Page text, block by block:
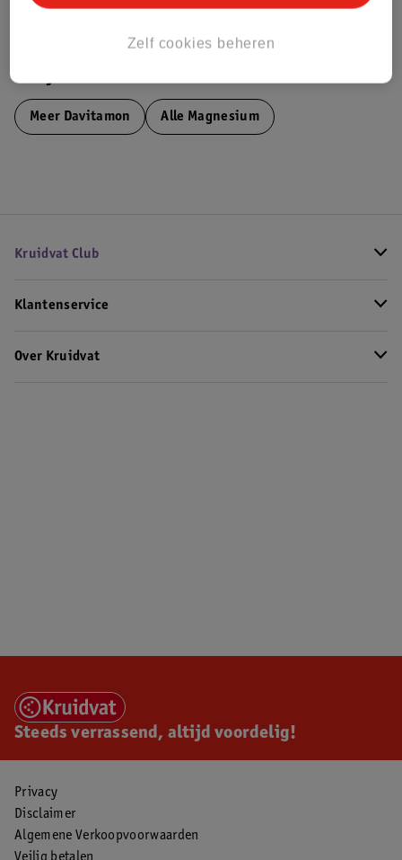
Bestel & Bezorginformatie
Bekijk ook
Meer Davitamon Alle Magnesium
Kruidvat Club
Klantenservice
Over Kruidvat
Steeds verrassend, altijd voordelig!
Privacy
Disclaimer
Algemene Verkoopvoorwaarden
Zelf cookies beheren